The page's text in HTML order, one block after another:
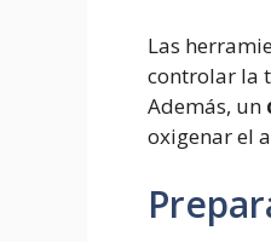
Las
controlar la
Además, un
oxigenar el